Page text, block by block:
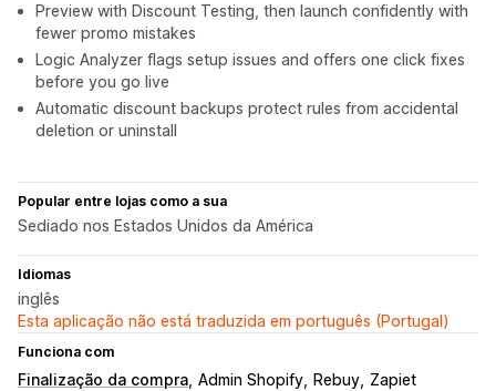
Preview with Discount Testing, then launch confidently with
fewer promo mistakes
Logic Analyzer flags setup issues and offers one click fixes
before you go live
Automatic discount backups protect rules from accidental
deletion or uninstall
Popular entre lojas como a sua
Sediado nos Estados Unidos da América
Idiomas
inglês
Esta aplicação não está traduzida em português (Portugal)
Funciona com
Finalização da compra Admin Shopify Rebuy Zapiet